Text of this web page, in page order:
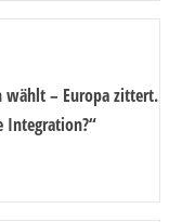
wählt – Europa zittert.
Integration?“